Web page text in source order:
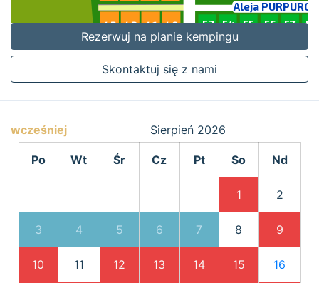
Rezerwuj na planie kempingu
Skontaktuj się z nami
wcześniej Sierpień 2026
Po Wt Śr Cz Pt So Nd
1 2
3 4 5 6 7 8 9
10 11 12 13 14 15 16